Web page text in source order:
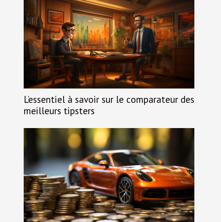
L’essentiel à savoir sur le comparateur des
meilleurs tipsters